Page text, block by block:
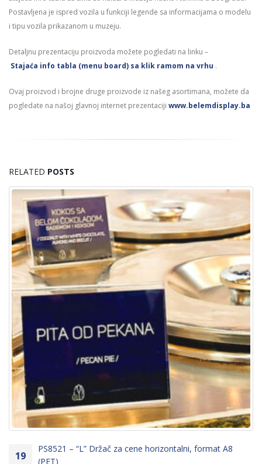
Postavljena je ispred vozila u funkciji legende sa informacijama o modelu
i tipu vozila prikazanom u muzeju.
Detaljnu prezentaciju proizvoda možete pogledati na linku –
Stajaća info tabla (menu board) sa klik ramom na vrhu .
Ovaj proizvod i brojne druge proizvode iz našeg asortimana, možete da
pogledate na našoj glavnoj internet prezentaciji www.belemdisplay.ba
RELATED POSTS
07
PC75PP – Putarski (saobraćajni čunj) sa oteženom
bazom, visine 75cm